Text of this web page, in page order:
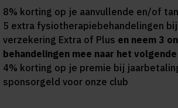
8% korting op je aanvullende en/of
5 extra fysiotherapiebehandelingen
verzekering Extra of Plus en neem 3
behandelingen mee naar het
4% korting op je premie bij
sponsorgeld voor onze club